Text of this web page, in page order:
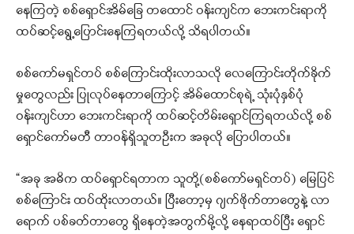
နေကြတဲ့ စစ်ရှောင်အိမ်ခြေ တထောင် ဝန်းကျင်က ဘေးကင်းရာကို
ထပ်ဆင့်ရွေ့ပြောင်းနေကြရတယ်လို့ သိရပါတယ်။
စစ်ကော်မရှင်တပ် စစ်ကြောင်းထိုးလာသလို လေကြောင်းတိုက်ခိုက်
မှုတွေလည်း ပြုလုပ်နေတာကြောင့် အိမ်ထောင်စုရဲ့ သုံးပုံနှစ်ပုံ
ဝန်းကျင်ဟာ ဘေးကင်းရာကို ထပ်ဆင့်တိမ်းရှောင်ကြရတယ်လို့ စစ်
ရှောင်ကော်မတီ တာဝန်ရှိသူတဦးက အခုလို ပြောပါတယ်။
“အခု အဓိက ထပ်ရှောင်ရတာက သူတို့(စစ်ကော်မရှင်တပ်) မြေပြင်
စစ်ကြောင်း ထပ်ထိုးလာတယ်။ ပြီးတော့မှ ဂျက်ဖိုက်တာတွေနဲ့ လာ
ရောက် ပစ်ခတ်တာတွေ ရှိနေတဲ့အတွက်မို့လို့ နေရာထပ်ပြီး ရှောင်